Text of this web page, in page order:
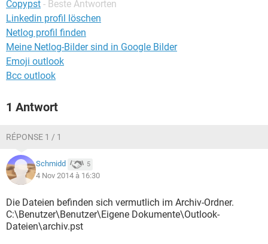
Hier sagt er mir nach Suchen des Pfades mit den auf
externer Festplatte gespeicherten PST-Datei die Meldung:
"Diese Outlook-Datendatei (PST) wird bereits im aktuellen
Profil verwendet".
Vielleicht habt Ihr noch einen Tip?
Copypst - Beste Antworten
Linkedin profil löschen
Netlog profil finden
Meine Netlog-Bilder sind in Google Bilder
Emoji outlook
Bcc outlook
1 Antwort
RÉPONSE 1 / 1
Schmidd 5
4 Nov 2014 à 16:30
Die Dateien befinden sich vermutlich im Archiv-Ordner.
C:\Benutzer\Benutzer\Eigene Dokumente\Outlook-
Dateien\archiv.pst